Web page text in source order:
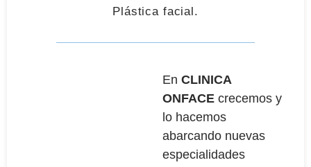
Plástica facial.
En CLINICA
ONFACE crecemos y
lo hacemos
abarcando nuevas
especialidades